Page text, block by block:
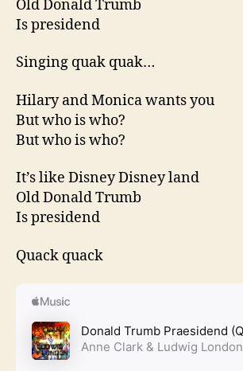
Old Donald Trumb
Is presidend
Singing quak quak…
Hilary and Monica wants you
But who is who?
But who is who?
It’s like Disney Disney land
Old Donald Trumb
Is presidend
Quack quack